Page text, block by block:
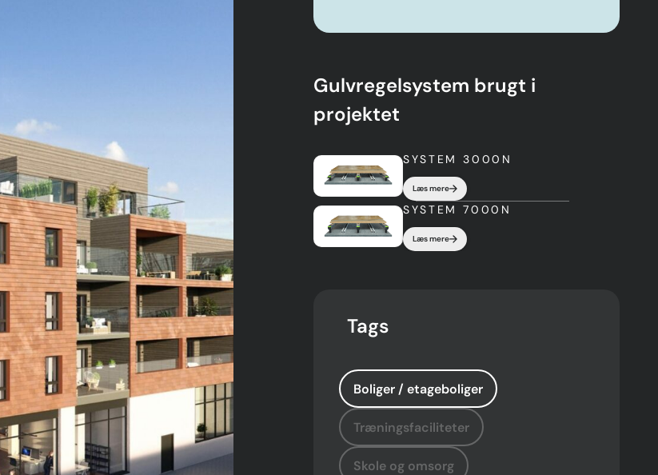
Gulvregelsystem brugt i
projektet
SYSTEM 3000N
Læs mere
SYSTEM 7000N
Læs mere
Tags
Boliger / etageboliger
Træningsfaciliteter
Skole og omsorg